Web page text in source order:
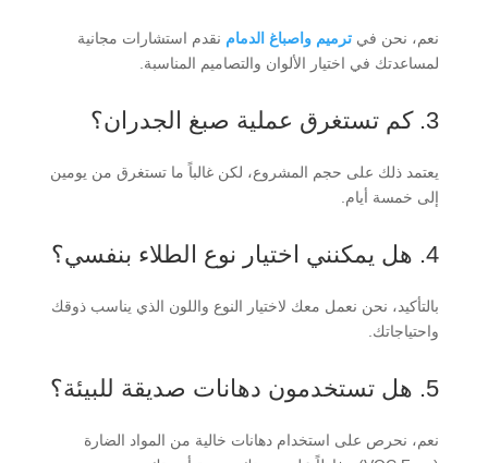
نعم، نحن في ترميم واصباغ الدمام نقدم استشارات مجانية
لمساعدتك في اختيار الألوان والتصاميم المناسبة.
3. كم تستغرق عملية صبغ الجدران؟
يعتمد ذلك على حجم المشروع، لكن غالباً ما تستغرق من يومين
إلى خمسة أيام.
4. هل يمكنني اختيار نوع الطلاء بنفسي؟
بالتأكيد، نحن نعمل معك لاختيار النوع واللون الذي يناسب ذوقك
واحتياجاتك.
5. هل تستخدمون دهانات صديقة للبيئة؟
نعم، نحرص على استخدام دهانات خالية من المواد الضارة